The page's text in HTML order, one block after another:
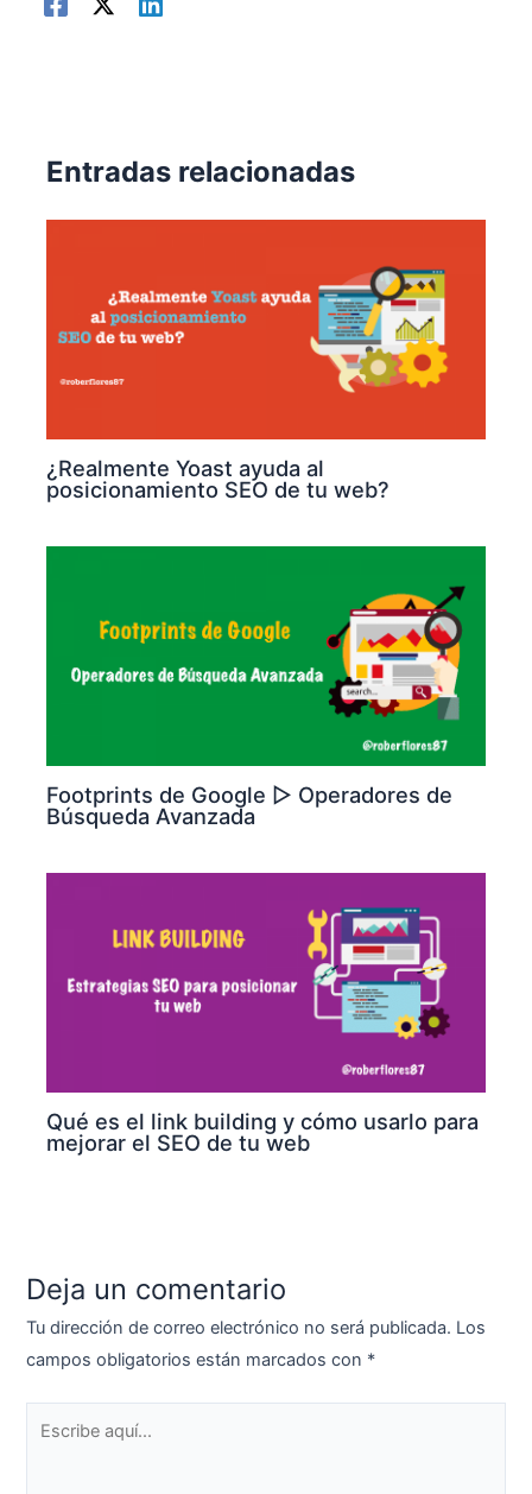
Entradas relacionadas
¿Realmente Yoast ayuda al
posicionamiento SEO de tu web?
Footprints de Google ▷ Operadores de
Búsqueda Avanzada
Qué es el link building y cómo usarlo para
mejorar el SEO de tu web
Deja un comentario
Tu dirección de correo electrónico no será publicada. Los
campos obligatorios están marcados con *